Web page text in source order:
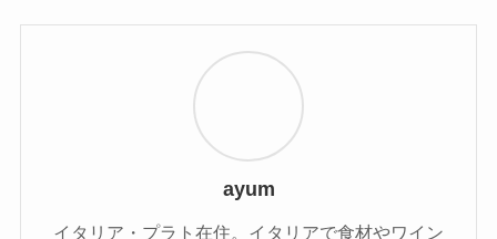
ayum
イタリア・プラト在住。イタリアで食材やワイン